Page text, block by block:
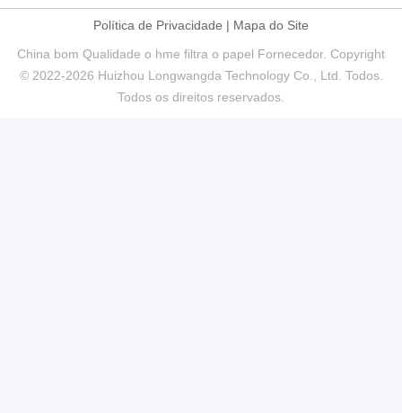
Política de Privacidade | Mapa do Site
China bom Qualidade o hme filtra o papel Fornecedor. Copyright
© 2022-2026 Huizhou Longwangda Technology Co., Ltd. Todos.
Todos os direitos reservados.